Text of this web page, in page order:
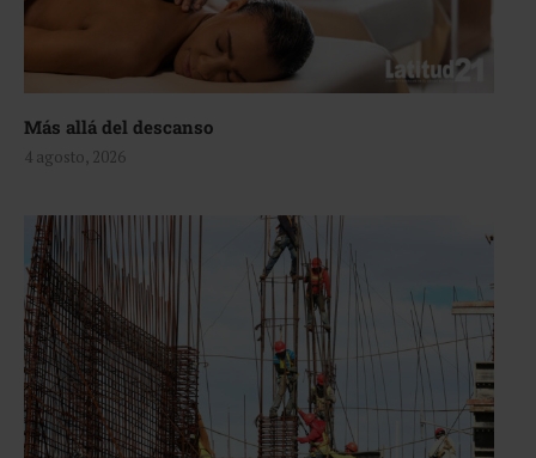
Más allá del descanso
4 agosto, 2026